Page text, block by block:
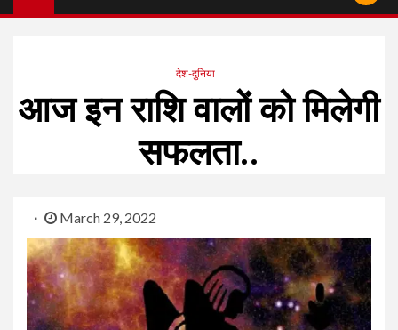
देश-दुनिया
आज इन राशि वालों को मिलेगी
सफलता..
March 29, 2022